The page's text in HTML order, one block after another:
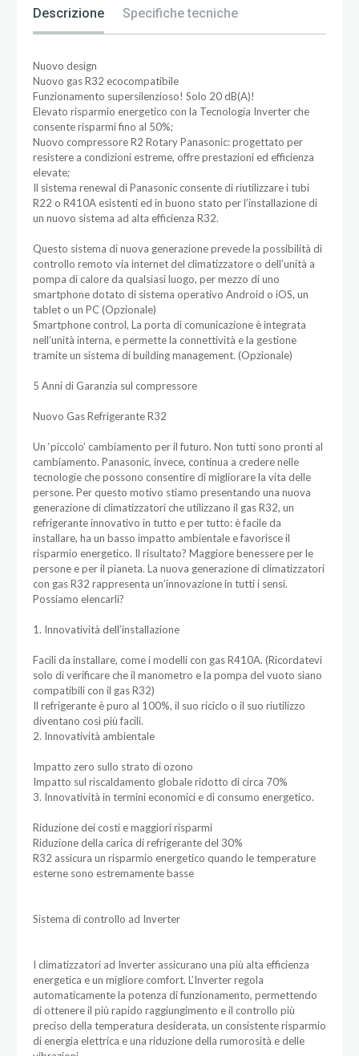
Descrizione Specifiche tecniche
Nuovo design
Nuovo gas R32 ecocompatibile
Funzionamento supersilenzioso! Solo 20 dB(A)!
Elevato risparmio energetico con la Tecnologia Inverter che
consente risparmi fino al 50%;
Nuovo compressore R2 Rotary Panasonic: progettato per
resistere a condizioni estreme, offre prestazioni ed efficienza
elevate;
Il sistema renewal di Panasonic consente di riutilizzare i tubi
R22 o R410A esistenti ed in buono stato per l’installazione di
un nuovo sistema ad alta efficienza R32.
Questo sistema di nuova generazione prevede la possibilità di
controllo remoto via internet del climatizzatore o dell’unità a
pompa di calore da qualsiasi luogo, per mezzo di uno
smartphone dotato di sistema operativo Android o iOS, un
tablet o un PC (Opzionale)
Smartphone control, La porta di comunicazione è integrata
nell’unità interna, e permette la connettività e la gestione
tramite un sistema di building management. (Opzionale)
5 Anni di Garanzia sul compressore
Nuovo Gas Refrigerante R32
Un ‘piccolo’ cambiamento per il futuro. Non tutti sono pronti al
cambiamento. Panasonic, invece, continua a credere nelle
tecnologie che possono consentire di migliorare la vita delle
persone. Per questo motivo stiamo presentando una nuova
generazione di climatizzatori che utilizzano il gas R32, un
refrigerante innovativo in tutto e per tutto: è facile da
installare, ha un basso impatto ambientale e favorisce il
risparmio energetico. Il risultato? Maggiore benessere per le
persone e per il pianeta. La nuova generazione di climatizzatori
con gas R32 rappresenta un’innovazione in tutti i sensi.
Possiamo elencarli?
1. Innovatività dell’installazione
Facili da installare, come i modelli con gas R410A. (Ricordatevi
solo di verificare che il manometro e la pompa del vuoto siano
compatibili con il gas R32)
Il refrigerante è puro al 100%, il suo riciclo o il suo riutilizzo
diventano così più facili.
2. Innovatività ambientale
Impatto zero sullo strato di ozono
Impatto sul riscaldamento globale ridotto di circa 70%
3. Innovatività in termini economici e di consumo energetico.
Riduzione dei costi e maggiori risparmi
Riduzione della carica di refrigerante del 30%
R32 assicura un risparmio energetico quando le temperature
esterne sono estremamente basse
Sistema di controllo ad Inverter
I climatizzatori ad Inverter assicurano una più alta efficienza
energetica e un migliore comfort. L’Inverter regola
automaticamente la potenza di funzionamento, permettendo
di ottenere il più rapido raggiungimento e il controllo più
preciso della temperatura desiderata, un consistente risparmio
di energia elettrica e una riduzione della rumorosità e delle